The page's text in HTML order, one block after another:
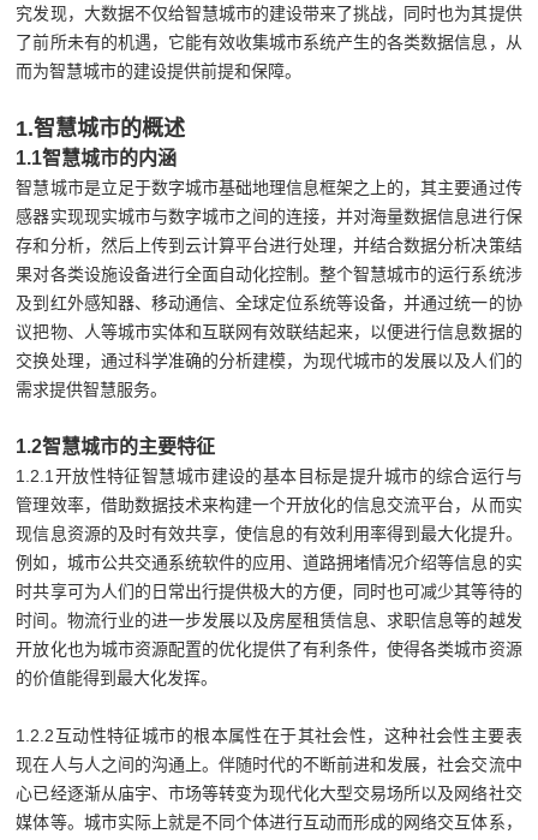
究发现，大数据不仅给智慧城市的建设带来了挑战，同时也为其提供
了前所未有的机遇，它能有效收集城市系统产生的各类数据信息，从
而为智慧城市的建设提供前提和保障。
1.智慧城市的概述
1.1智慧城市的内涵
智慧城市是立足于数字城市基础地理信息框架之上的，其主要通过传
感器实现现实城市与数字城市之间的连接，并对海量数据信息进行保
存和分析，然后上传到云计算平台进行处理，并结合数据分析决策结
果对各类设施设备进行全面自动化控制。整个智慧城市的运行系统涉
及到红外感知器、移动通信、全球定位系统等设备，并通过统一的协
议把物、人等城市实体和互联网有效联结起来，以便进行信息数据的
交换处理，通过科学准确的分析建模，为现代城市的发展以及人们的
需求提供智慧服务。
1.2智慧城市的主要特征
1.2.1开放性特征智慧城市建设的基本目标是提升城市的综合运行与
管理效率，借助数据技术来构建一个开放化的信息交流平台，从而实
现信息资源的及时有效共享，使信息的有效利用率得到最大化提升。
例如，城市公共交通系统软件的应用、道路拥堵情况介绍等信息的实
时共享可为人们的日常出行提供极大的方便，同时也可减少其等待的
时间。物流行业的进一步发展以及房屋租赁信息、求职信息等的越发
开放化也为城市资源配置的优化提供了有利条件，使得各类城市资源
的价值能得到最大化发挥。
1.2.2互动性特征城市的根本属性在于其社会性，这种社会性主要表
现在人与人之间的沟通上。伴随时代的不断前进和发展，社会交流中
心已经逐渐从庙宇、市场等转变为现代化大型交易场所以及网络社交
媒体等。城市实际上就是不同个体进行互动而形成的网络交互体系，